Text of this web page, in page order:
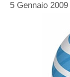
5 Gennaio 2009